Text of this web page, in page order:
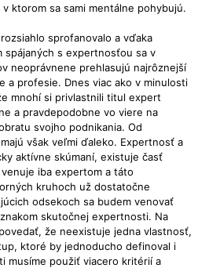
ktorom sa sami mentálne pohybujú.
sprofanovalo a vďaka
spájaných s expertnosťou sa v
neoprávnene prehlasujú najrôznejší
a profesie. Dnes viac ako v minulosti
mnohí si privlastnili titul expert
a pravdepodobne vo viere na
svojho podnikania. Od
však veľmi ďaleko. Expertnosť a
aktívne skúmaní, existuje časť
iba expertom a táto
kruhoch už dostatočne
odsekoch sa budem venovať
skutočnej expertnosti. Na
že neexistuje jedna vlastnosť,
ktoré by jednoducho definoval i
musíme použiť viacero kritérií a